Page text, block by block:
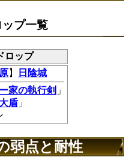
プ一覧
ロップ
】
日陰城
家の執行剣 」
盾 」
弱点と耐性